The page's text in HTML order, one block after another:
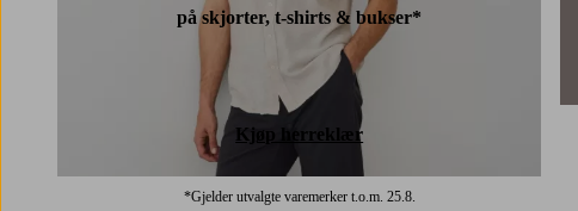
på skjorter, t-shirts & bukser*
Kjøp herreklær
*Gjelder utvalgte varemerker t.o.m. 25.8.